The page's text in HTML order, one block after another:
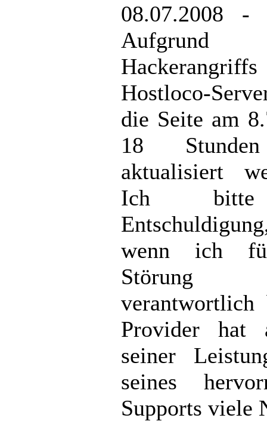
08.07.2008 -
Aufgrund
Hostloco-
die Seite am
18
aktualisiert
Ich
wenn ich
Störung
Provider hat
seiner
seines
Supports viele